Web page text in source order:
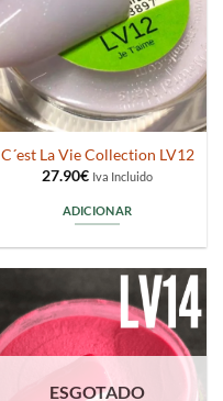
C´est La Vie Collection LV12
27.90€ Iva Incluido
ADICIONAR
ESGOTADO